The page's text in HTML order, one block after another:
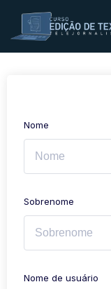
content
Nome
Sobrenome
Nome de usuário